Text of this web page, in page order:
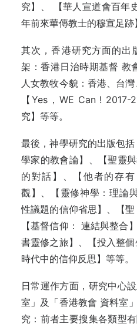
究】、 【華人宣道會百年
年前來華傳教士的穆宣足跡
其次，香港研究方面的出
架：香港日治時期基督 教
人女教牧今貌：香港、台
【Yes，WE Can !
究】等等。
最後，神學研究的出版包
學家的教會論】、【聖靈
的對話】、【他者的存
觀】、【靈修神學：理論
性議題的信仰省思】、【聖
【基督信仰： 連結與整合
書靈修之旅】、【投入整
時代中的信仰反思】等等。
日常運作方面，研究中心
室」及「香港教會 資料室
究：前者主要搜集各類型